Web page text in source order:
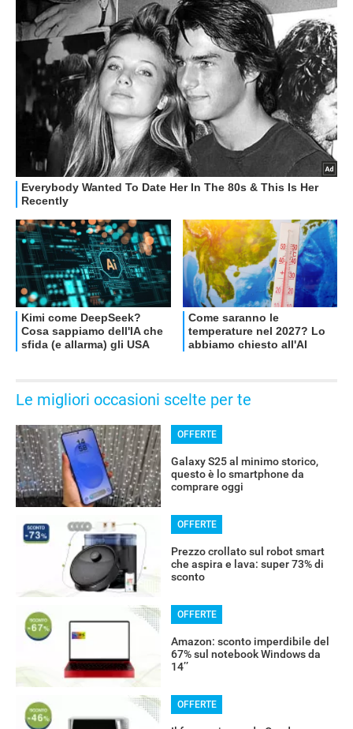
OFFERTE
Le migliori occasioni scelte per te
OFFERTE
Galaxy S25 al minimo storico,
questo è lo smartphone da
comprare oggi
OFFERTE
Prezzo crollato sul robot smart
che aspira e lava: super 73% di
sconto
OFFERTE
Amazon: sconto imperdibile del
67% sul notebook Windows da
14’’
OFFERTE